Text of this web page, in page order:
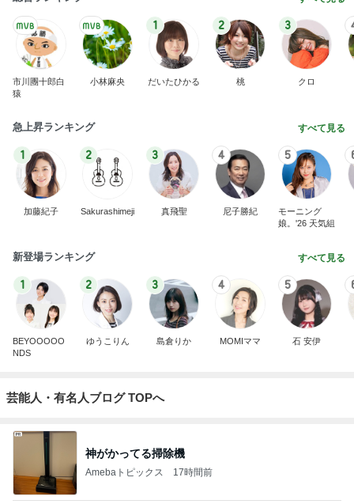
市川團十郎白
猿
小林麻央
1
だいたひかる
2
桃
3
クロ
急上昇ランキング すべて見る
1
加藤紀子
2
Sakurashimeji
3
真飛聖
4
尼子勝紀
5
モーニング
娘。'26 天気組
新登場ランキング すべて見る
1
BEYOOOOO
NDS
2
ゆうこりん
3
島倉りか
4
MOMIママ
5
石 安伊
芸能人・有名人ブログ TOPへ
神がかってる掃除機
Amebaトピックス 17時間前